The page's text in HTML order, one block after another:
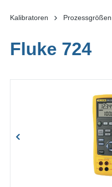
Kalibratoren Prozessgrößen
Fluke 724